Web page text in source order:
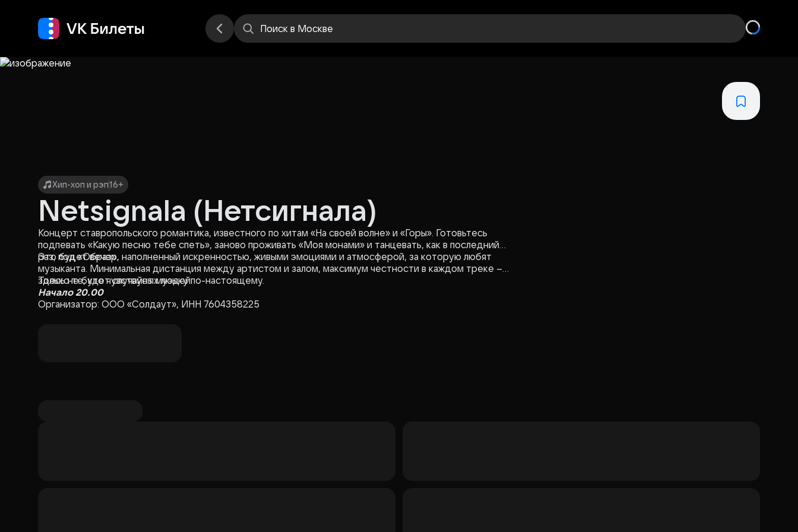
Поиск в Москве
Хип-хоп и рэп16+
Netsignala (Нетсигнала)
Концерт ставропольского романтика, известного по хитам «На своей волне» и «Горы». Готовьтесь
подпевать «Какую песню тебе спеть», заново проживать «Моя монами» и танцевать, как в последний
раз, под «Образ».
Это будет вечер, наполненный искренностью, живыми эмоциями и атмосферой, за которую любят
музыканта. Минимальная дистанция между артистом и залом, максимум честности в каждом треке –
здесь не будет случайных людей.
Только те, кто чувствует музыку по-настоящему.
Начало 20.00
Организатор: ООО «Солдаут», ИНН 7604358225